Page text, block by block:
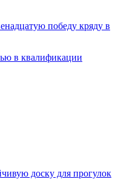
победу кряду в
в квалификации
доску для прогулок